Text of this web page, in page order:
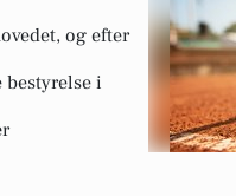
og efter
i